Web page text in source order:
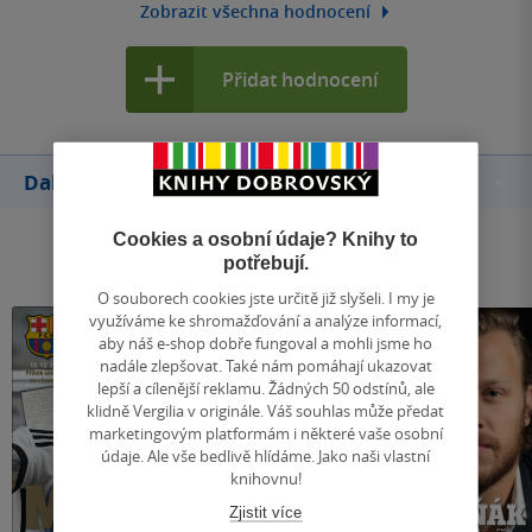
Zobrazit všechna hodnocení
Přidat hodnocení
Další knihy autora
Cookies a osobní údaje? Knihy to
potřebují.
O souborech cookies jste určitě již slyšeli. I my je
využíváme ke shromažďování a analýze informací,
aby náš e-shop dobře fungoval a mohli jsme ho
nadále zlepšovat. Také nám pomáhají ukazovat
lepší a cílenější reklamu. Žádných 50 odstínů, ale
klidně Vergilia v originále. Váš souhlas může předat
marketingovým platformám i některé vaše osobní
údaje. Ale vše bedlivě hlídáme. Jako naši vlastní
knihovnu!
Zjistit více